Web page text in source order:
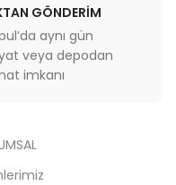
GÖNDERİM
aynı gün
veya depodan
imkanı